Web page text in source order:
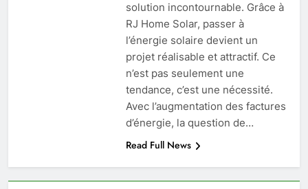
solution incontournable. Grâce à
RJ Home Solar, passer à
l’énergie solaire devient un
projet réalisable et attractif. Ce
n’est pas seulement une
tendance, c’est une nécessité.
Avec l’augmentation des factures
d’énergie, la question de…
Read Full News